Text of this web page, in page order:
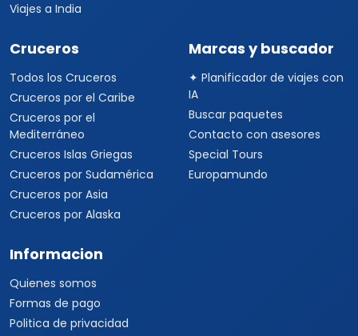
Viajes a India
Cruceros
Todos los Cruceros
Cruceros por el Caribe
Cruceros por el
Mediterráneo
Cruceros Islas Griegas
Cruceros por Sudamérica
Cruceros por Asia
Cruceros por Alaska
Marcas y buscador
✦ Planificador de viajes con
IA
Buscar paquetes
Contacto con asesores
Special Tours
Europamundo
Informacion
Quienes somos
Formas de pago
Politica de privacidad